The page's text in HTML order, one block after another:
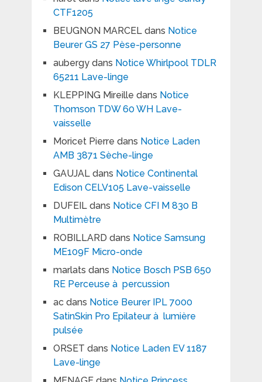
CTF1205
BEUGNON MARCELdans Notice
Beurer GS 27 Pèse-personne
aubergydans Notice Whirlpool TDLR
65211 Lave-linge
KLEPPING Mireille dans Notice
Thomson TDW 60 WH Lave-
vaisselle
Moricet Pierre dans Notice Laden
AMB 3871 Sèche-linge
GAUJALdans Notice Continental
Edison CELV105 Lave-vaisselle
DUFEILdans Notice CFI M 830 B
Multimètre
ROBILLARD dans Notice Samsung
ME109F Micro-onde
marlats dans Notice Bosch PSB 650
RE Perceuse à percussion
acdans Notice Beurer IPL 7000
SatinSkin Pro Epilateur à lumière
pulsée
ORSET dans Notice Laden EV 1187
Lave-linge